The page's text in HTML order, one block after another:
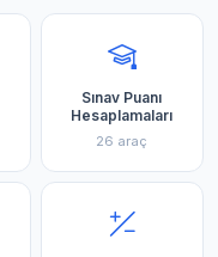
Sınav Puanı
Hesaplamaları
26 araç